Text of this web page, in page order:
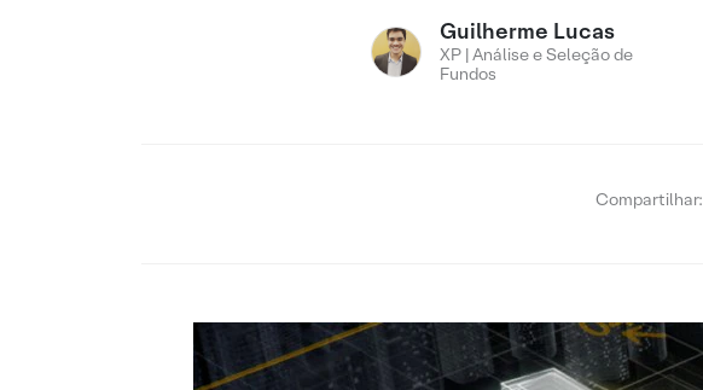
Guilherme Lucas
XP | Análise e Seleção de
Fundos
Compartilhar: